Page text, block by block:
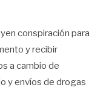
conspiración para
y recibir
a cambio de
y envíos de drogas